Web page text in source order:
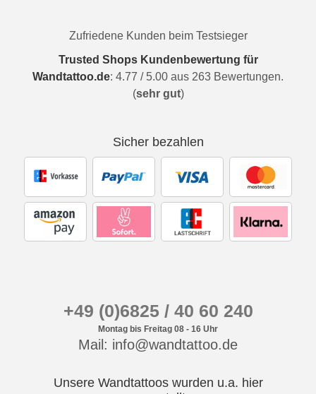
Zufriedene Kunden beim Testsieger
Trusted Shops Kundenbewertung für
Wandtattoo.de: 4.77 / 5.00 aus 263 Bewertungen.
(sehr gut)
Sicher bezahlen
+49 (0)6825 / 40 60 240
Montag bis Freitag 08 - 16 Uhr
Mail: info@wandtattoo.de
Unsere Wandtattoos wurden u.a. hier